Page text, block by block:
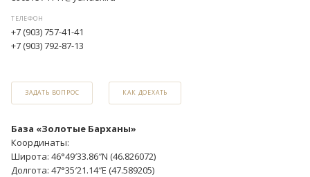
ТЕЛЕФОН
+7 (903) 757-41-41
+7 (903) 792-87-13
ЗАДАТЬ ВОПРОС КАК ДОЕХАТЬ
База «Золотые Барханы»
Координаты:
Широта: 46°49′33.86″N (46.826072)
Долгота: 47°35′21.14″E (47.589205)